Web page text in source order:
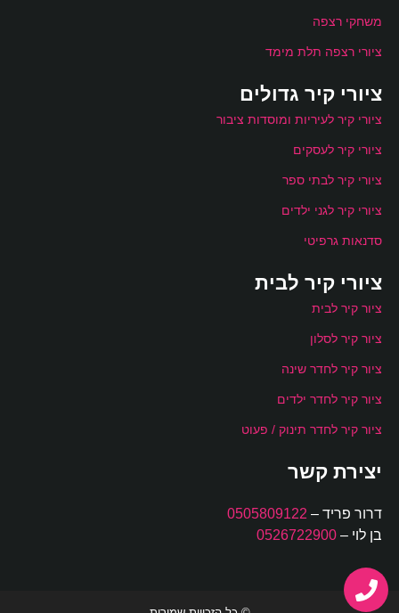
משחקי רצפה
ציורי רצפה תלת מימד
ציורי קיר גדולים
ציורי קיר לעיריות ומוסדות ציבור
ציורי קיר לעסקים
ציורי קיר לבתי ספר
ציורי קיר לגני ילדים
סדנאות גרפיטי
ציורי קיר לבית
ציור קיר לבית
ציור קיר לסלון
ציור קיר לחדר שינה
ציור קיר לחדר ילדים
ציור קיר לחדר תינוק / פעוט
יצירת קשר
דרור פריד – 0505809122
בן לוי – 0526722900